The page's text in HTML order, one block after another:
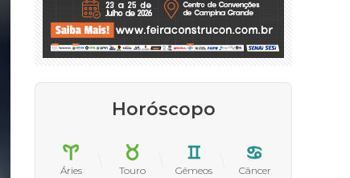
Horóscopo
Áries Touro Gêmeos Câncer